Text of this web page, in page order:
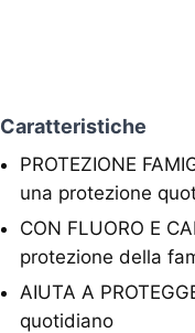
Caratteristiche
PROTEZIONE
una protezione
CON FLUORO E
protezione della
AIUTA A
quotidiano